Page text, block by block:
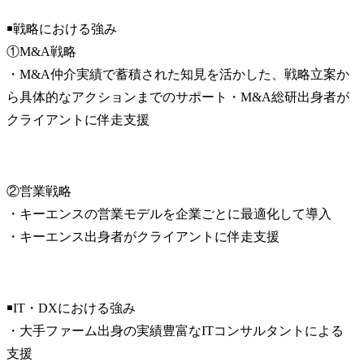
￭戦略における強み
①M&A戦略
・M&A仲介実績で蓄積された知見を活かした、戦略立案か
ら具体的なアクションまでのサポート・M&A総研出身者が
クライアントに伴走支援
②営業戦略
・キーエンスの営業モデルを企業ごとに最適化して導入
・キーエンス出身者がクライアントに伴走支援
￭IT・DXにおける強み
・大手ファーム出身の実績豊富なITコンサルタントによる
支援